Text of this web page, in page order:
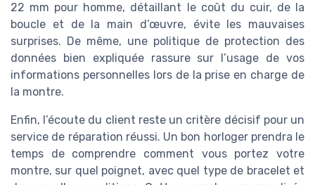
22 mm pour homme, détaillant le coût du cuir, de la
boucle et de la main d’œuvre, évite les mauvaises
surprises. De même, une politique de protection des
données bien expliquée rassure sur l’usage de vos
informations personnelles lors de la prise en charge de
la montre.
Enfin, l’écoute du client reste un critère décisif pour un
service de réparation réussi. Un bon horloger prendra le
temps de comprendre comment vous portez votre
montre, sur quel poignet, avec quel type de bracelet et